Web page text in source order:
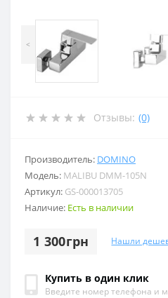
<
Отзывы: (0)
Производитель: DOMINO
Модель: MALIBU DMM-105N
Артикул: GS-000013705
Наличие: Есть в наличии
1 300грн Нашли
Купить в один клик
Введите номер телефона и